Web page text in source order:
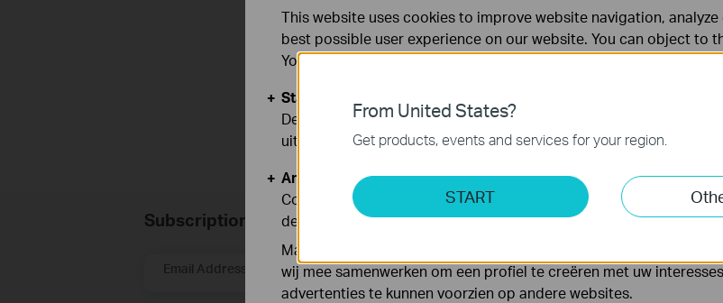
Subscription
Email Address Meld je aan
Volg Ons
From United States?
Get products, events and services for your region.
START
This website uses cookies to improve website navigation,
best possible user experience on our website. You can object to
You can find more information in ourprivacy policy.Don’t show
Standaard Cookies
Deze cookies zijn noodzakelijk voor de werking van de website en
uitgeschakeld.
Analyse en Marketing Cookies
Cookies voor analyse geven ons de mogelijkheid uw activiteiten
de functionaliteit van de website aan te passen en te verbeteren.
Marketing cookies kunnen op onze website worden geplaatst
wij mee samenwerken om een profiel te creëren met uw
advertenties te kunnen voorzien op andere websites.